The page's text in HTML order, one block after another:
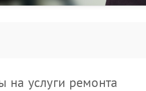
на услуги ремонта